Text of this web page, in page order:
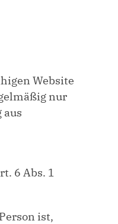
Website
nur
6 Abs. 1
ist,